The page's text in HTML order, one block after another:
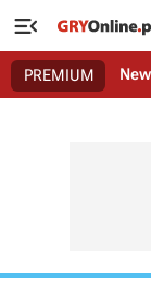

PREMIUM